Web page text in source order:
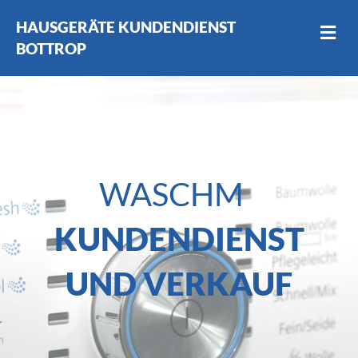
HAUSGERÄTE KUNDENDIENST
BOTTROP
KUNDENDIENST
UND VERKAUF